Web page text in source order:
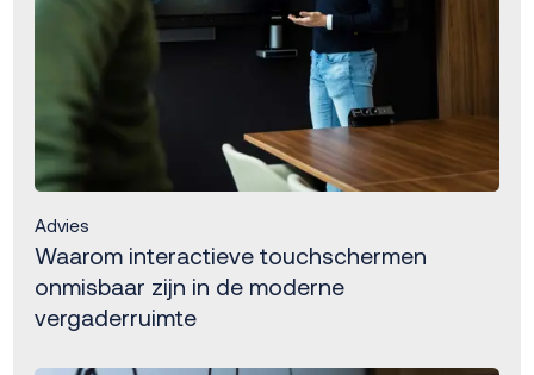
Advies
Waarom interactieve touchschermen
onmisbaar zijn in de moderne
vergaderruimte